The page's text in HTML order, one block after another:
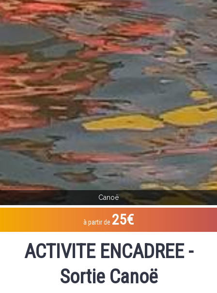
Canoë
à partir de 25€
ACTIVITE ENCADREE -
Sortie Canoë